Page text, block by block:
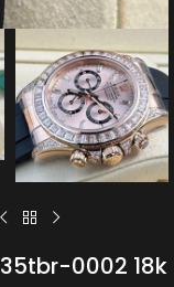
0002 18k